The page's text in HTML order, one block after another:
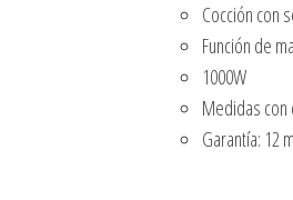
Cocción con
Función de
1000W
Medidas con
Garantía: 12